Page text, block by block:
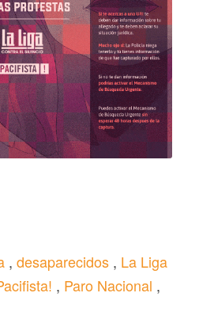
, desaparecidos, La Liga
, Paro Nacional ,